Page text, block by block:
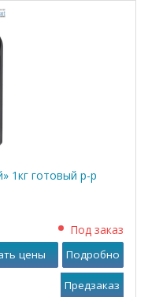
1кг готовый р-р
Под заказ
цены Подробно